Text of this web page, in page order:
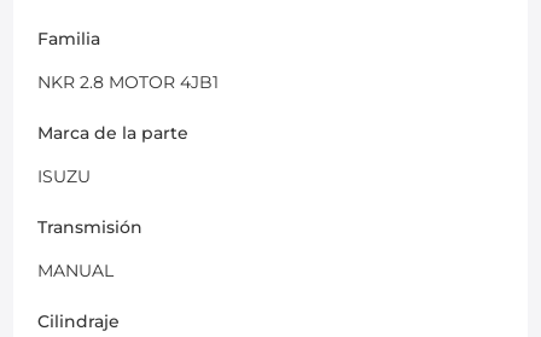
Familia
NKR 2.8 MOTOR 4JB1
Marca de la parte
ISUZU
Transmisión
MANUAL
Cilindraje